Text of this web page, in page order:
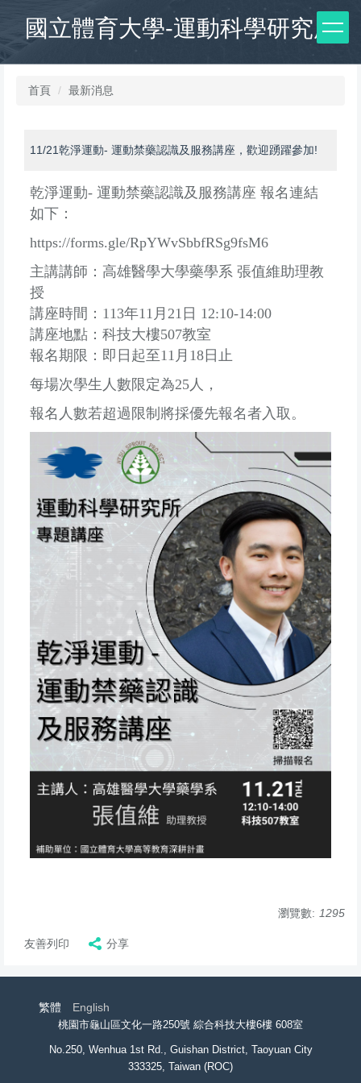
要
國立體育大學-運動科學研究所
首頁 最新消息
11/21乾淨運動- 運動禁藥認識及服務講座，歡迎踴躍參加!
乾淨運動- 運動禁藥認識及服務講座 報名連結
如下：
https://forms.gle/RpYWvSbbfRSg9fsM6
主講講師：高雄醫學大學藥學系 張值維助理教
授
講座時間：113年11月21日 12:10-14:00
講座地點：科技大樓507教室
報名期限：即日起至11月18日止
每場次學生人數限定為25人，
報名人數若超過限制將採優先報名者入取。
瀏覽數: 1295
友善列印 分享
繁體 English
桃園市龜山區文化一路250號 綜合科技大樓6樓 608室
No.250, Wenhua 1st Rd., Guishan District, Taoyuan City
333325, Taiwan (ROC)